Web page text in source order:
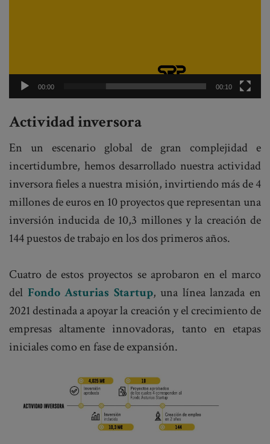
00:00 00:10
Actividad inversora
En un escenario global de gran complejidad e
incertidumbre, hemos desarrollado nuestra actividad
inversora fieles a nuestra misión, invirtiendo más de 4
millones de euros en 10 proyectos que representan una
inversión inducida de 10,3 millones y la creación de
144 puestos de trabajo en los dos primeros años.
Cuatro de estos proyectos se aprobaron en el marco
del Fondo Asturias Startup, una línea lanzada en
2021 destinada a apoyar la creación y el crecimiento de
empresas altamente innovadoras, tanto en etapas
iniciales como en fase de expansión.